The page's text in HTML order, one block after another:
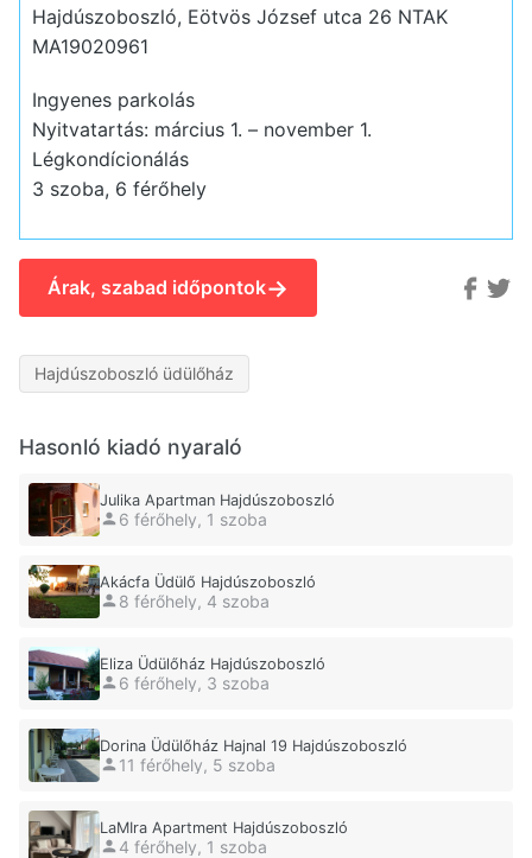
Hajdúszoboszló, Eötvös József utca 26 NTAK
MA19020961
Ingyenes parkolás
Nyitvatartás: március 1. – november 1.
Légkondícionálás
3 szoba, 6 férőhely
Árak, szabad időpontok→
Hajdúszoboszló üdülőház
Hasonló kiadó nyaraló
Julika Apartman Hajdúszoboszló
6 férőhely, 1 szoba
Akácfa Üdülő Hajdúszoboszló
8 férőhely, 4 szoba
Eliza Üdülőház Hajdúszoboszló
6 férőhely, 3 szoba
Dorina Üdülőház Hajnal 19 Hajdúszoboszló
11 férőhely, 5 szoba
LaMIra Apartment Hajdúszoboszló
4 férőhely, 1 szoba